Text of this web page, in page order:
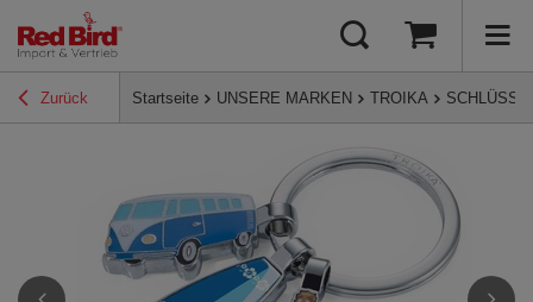
Zurück Startseite UNSERE MARKEN TROIKA